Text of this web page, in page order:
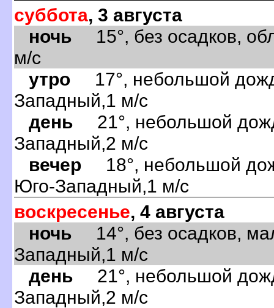
суббота, 3 августа
ночь 15°, без осадков,
м/с
утро 17°, небольшой
Западный,1 м/с
день 21°, небольшой
Западный,2 м/с
вечер 18°, небольшой
Юго-Западный,1 м/с
воскресенье, 4 августа
ночь 14°, без осадков,
Западный,1 м/с
день 21°, небольшой
Западный,2 м/с